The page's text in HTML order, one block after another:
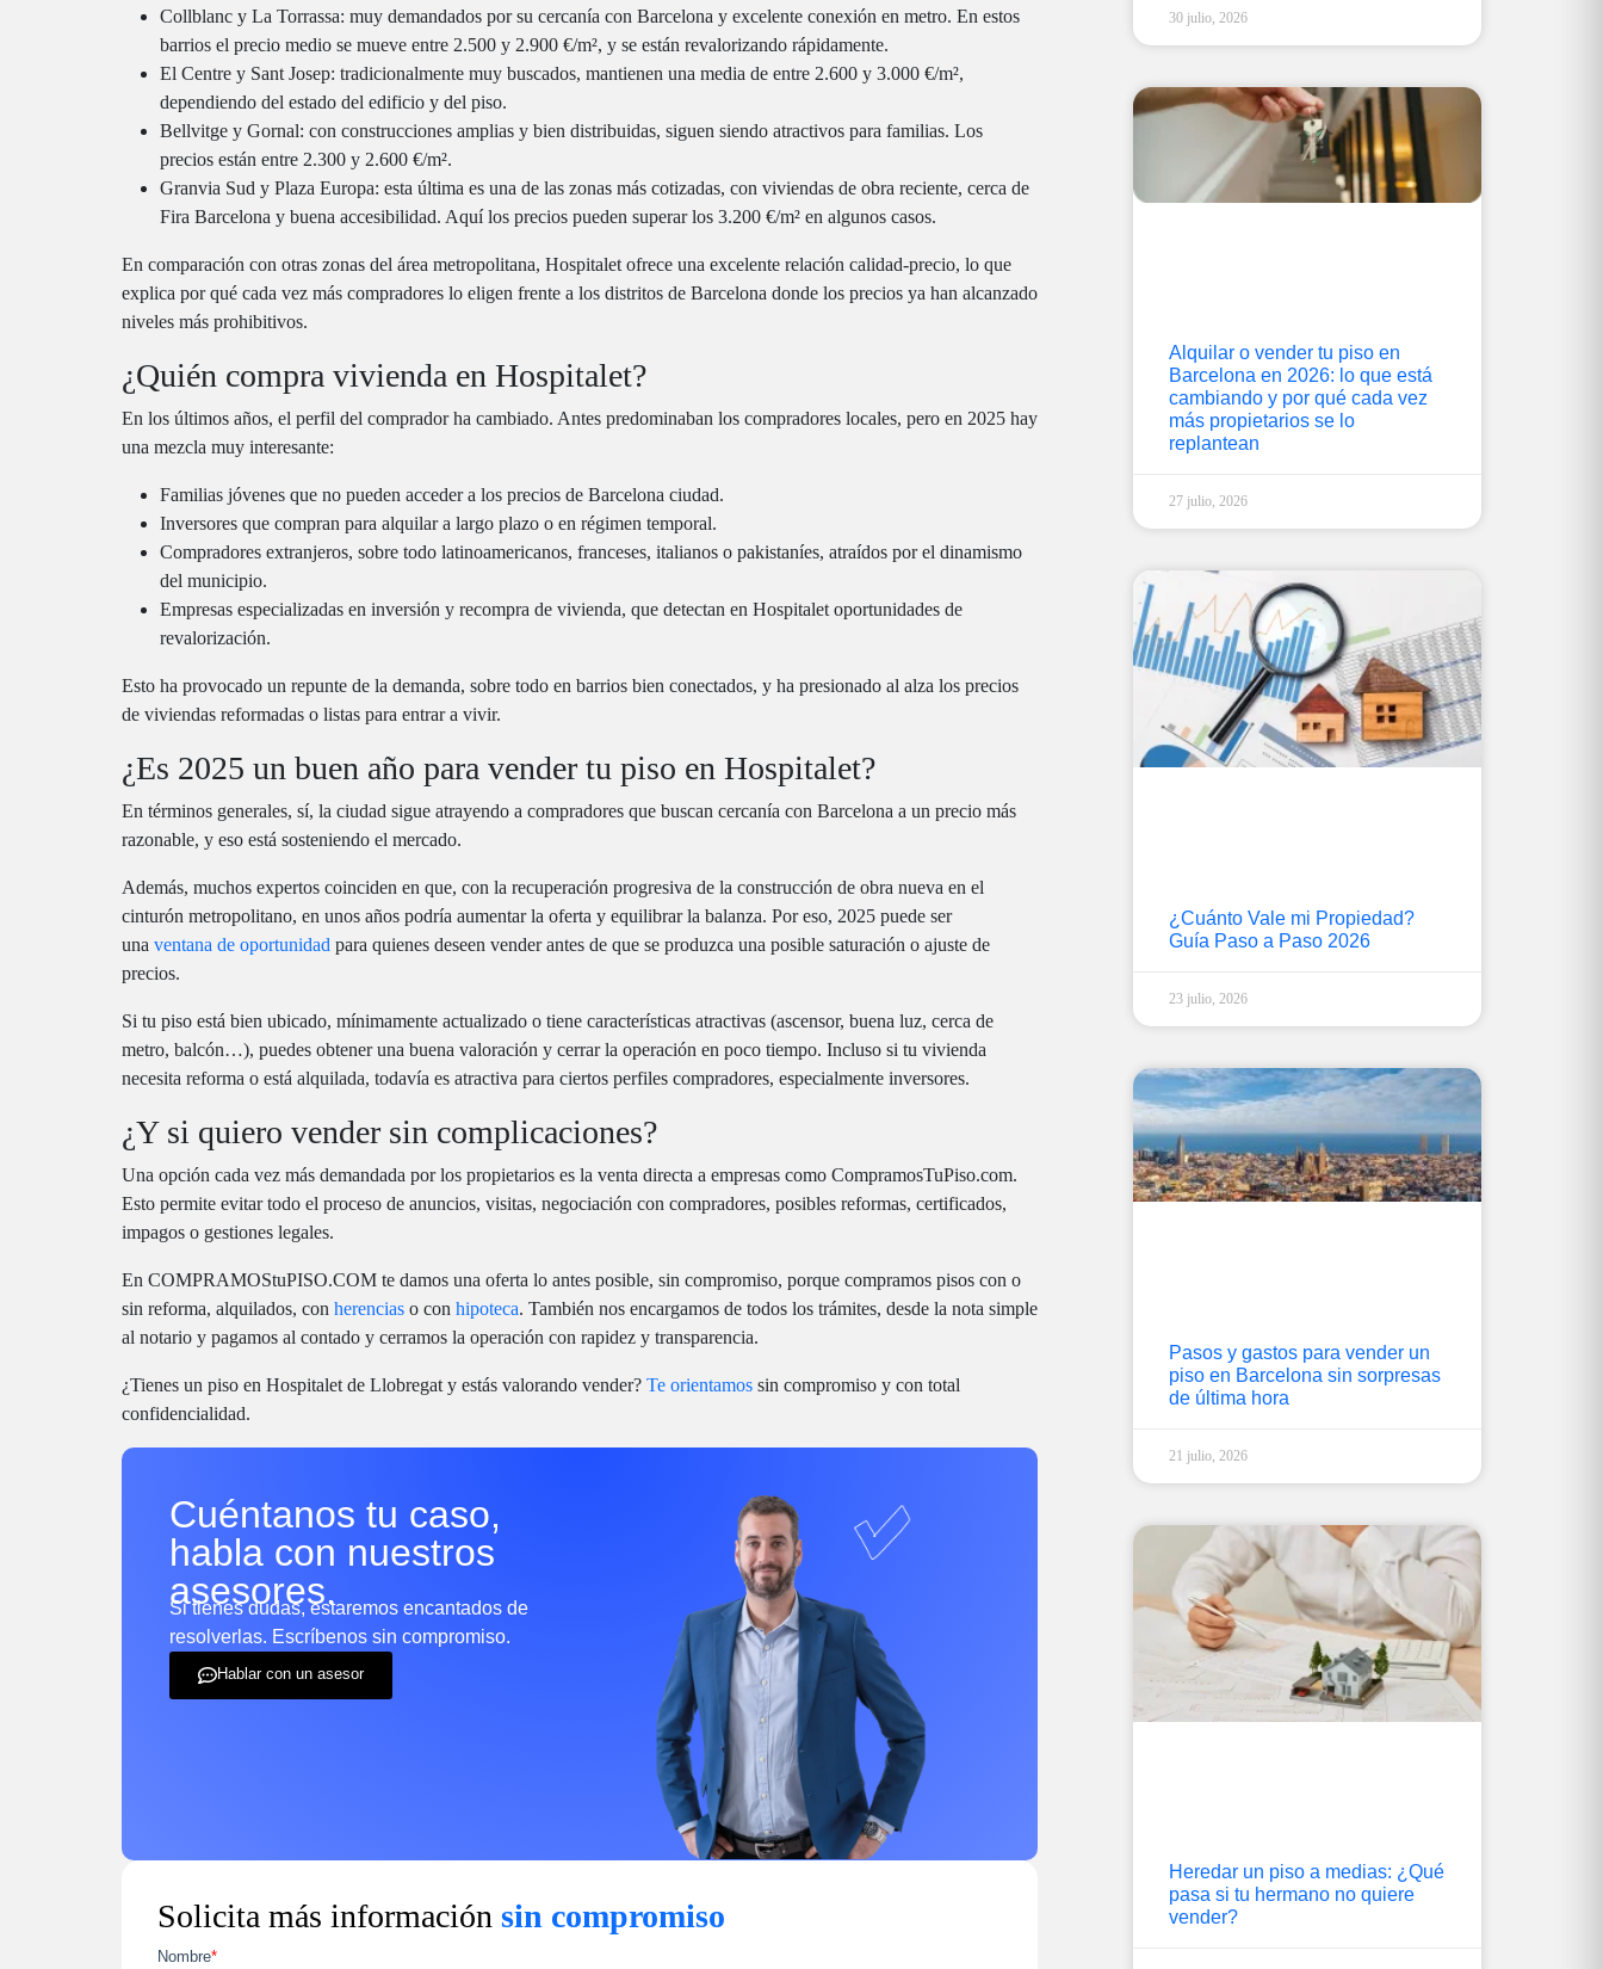
Collblanc y La Torrassa: muy demandados por su cercanía con Barcelona y excelente conexión en metro. En estos
barrios el precio medio se mueve entre 2.500 y 2.900 €/m², y se están revalorizando rápidamente.
El Centre y Sant Josep: tradicionalmente muy buscados, mantienen una media de entre 2.600 y 3.000 €/m²,
dependiendo del estado del edificio y del piso.
Bellvitge y Gornal: con construcciones amplias y bien distribuidas, siguen siendo atractivos para familias. Los
precios están entre 2.300 y 2.600 €/m².
Granvia Sud y Plaza Europa: esta última es una de las zonas más cotizadas, con viviendas de obra reciente, cerca de
Fira Barcelona y buena accesibilidad. Aquí los precios pueden superar los 3.200 €/m² en algunos casos.
En comparación con otras zonas del área metropolitana, Hospitalet ofrece una excelente relación calidad-precio, lo que
explica por qué cada vez más compradores lo eligen frente a los distritos de Barcelona donde los precios ya han alcanzado
niveles más prohibitivos.
¿Quién compra vivienda en Hospitalet?
En los últimos años, el perfil del comprador ha cambiado. Antes predominaban los compradores locales, pero en 2025 hay
una mezcla muy interesante:
Familias jóvenes que no pueden acceder a los precios de Barcelona ciudad.
Inversores que compran para alquilar a largo plazo o en régimen temporal.
Compradores extranjeros, sobre todo latinoamericanos, franceses, italianos o pakistaníes, atraídos por el dinamismo
del municipio.
Empresas especializadas en inversión y recompra de vivienda, que detectan en Hospitalet oportunidades de
revalorización.
Esto ha provocado un repunte de la demanda, sobre todo en barrios bien conectados, y ha presionado al alza los precios
de viviendas reformadas o listas para entrar a vivir.
¿Es 2025 un buen año para vender tu piso en Hospitalet?
En términos generales, sí, la ciudad sigue atrayendo a compradores que buscan cercanía con Barcelona a un precio más
razonable, y eso está sosteniendo el mercado.
Además, muchos expertos coinciden en que, con la recuperación progresiva de la construcción de obra nueva en el
cinturón metropolitano, en unos años podría aumentar la oferta y equilibrar la balanza. Por eso, 2025 puede ser
una ventana de oportunidad para quienes deseen vender antes de que se produzca una posible saturación o ajuste de
precios.
Si tu piso está bien ubicado, mínimamente actualizado o tiene características atractivas (ascensor, buena luz, cerca de
metro, balcón…), puedes obtener una buena valoración y cerrar la operación en poco tiempo. Incluso si tu vivienda
necesita reforma o está alquilada, todavía es atractiva para ciertos perfiles compradores, especialmente inversores.
¿Y si quiero vender sin complicaciones?
Una opción cada vez más demandada por los propietarios es la venta directa a empresas como CompramosTuPiso.com.
Esto permite evitar todo el proceso de anuncios, visitas, negociación con compradores, posibles reformas, certificados,
impagos o gestiones legales.
En COMPRAMOStuPISO.COM te damos una oferta lo antes posible, sin compromiso, porque compramos pisos con o
sin reforma, alquilados, con herencias o con hipoteca. También nos encargamos de todos los trámites, desde la nota simple
al notario y pagamos al contado y cerramos la operación con rapidez y transparencia.
¿Tienes un piso en Hospitalet de Llobregat y estás valorando vender? Te orientamos sin compromiso y con total
confidencialidad.
Cuéntanos tu caso,
habla con nuestros
asesores.
Si tienes dudas, estaremos encantados de
resolverlas. Escríbenos sin compromiso.
Hablar con un asesor
Solicita más información sin compromiso
30 julio, 2026
Alquilar o vender tu piso en
Barcelona en 2026: lo que está
cambiando y por qué cada vez
más propietarios se lo
replantean
27 julio, 2026
¿Cuánto Vale mi Propiedad?
Guía Paso a Paso 2026
23 julio, 2026
Pasos y gastos para vender un
piso en Barcelona sin sorpresas
de última hora
21 julio, 2026
Heredar un piso a medias: ¿Qué
pasa si tu hermano no quiere
vender?